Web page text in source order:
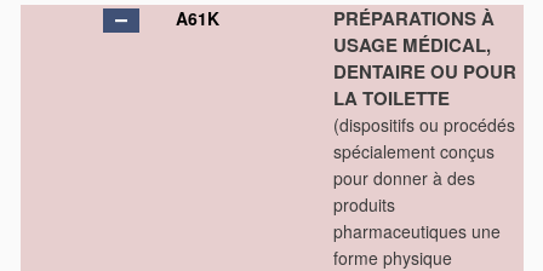
A61K
PRÉPARATIONS À
USAGE MÉDICAL,
DENTAIRE OU POUR
LA TOILETTE
(dispositifs ou procédés
spécialement conçus
pour donner à des
produits
pharmaceutiques une
forme physique